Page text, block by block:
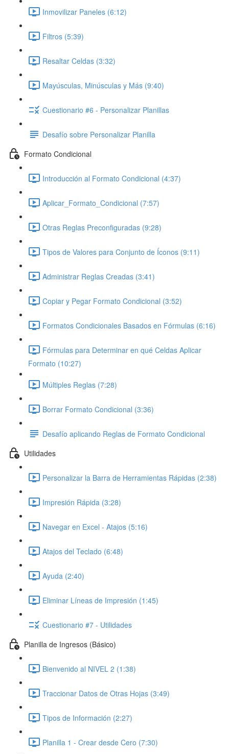
Inmovilizar Paneles (6:12)
Filtros (5:39)
Resaltar Celdas (3:32)
Mayúsculas, Minúsculas y Más (9:40)
Cuestionario #6 - Personalizar Planillas
Desafío sobre Personalizar Planilla
Formato Condicional
Introducción al Formato Condicional (4:37)
Aplicar_Formato_Condicional (7:57)
Otras Reglas Preconfiguradas (9:28)
Tipos de Valores para Conjunto de Íconos (9:11)
Administrar Reglas Creadas (3:41)
Copiar y Pegar Formato Condicional (3:52)
Formatos Condicionales Basados en Fórmulas (6:16)
Fórmulas para Determinar en qué Celdas Aplicar
Formato (10:27)
Múltiples Reglas (7:28)
Borrar Formato Condicional (3:36)
Desafío aplicando Reglas de Formato Condicional
Utilidades
Personalizar la Barra de Herramientas Rápidas (2:38)
Impresión Rápida (3:28)
Navegar en Excel - Atajos (5:16)
Atajos del Teclado (6:48)
Ayuda (2:40)
Eliminar Líneas de Impresión (1:45)
Cuestionario #7 - Utilidades
Planilla de Ingresos (Básico)
Bienvenido al NIVEL 2 (1:38)
Traccionar Datos de Otras Hojas (3:49)
Tipos de Información (2:27)
Planilla 1 - Crear desde Cero (7:30)